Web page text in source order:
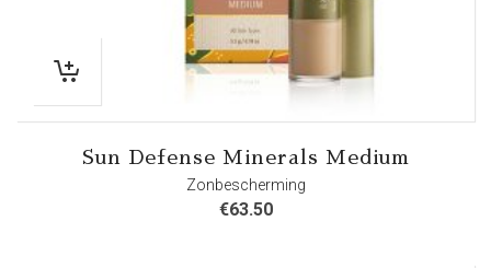
Sun Defense Minerals Medium
Zonbescherming
€63.50